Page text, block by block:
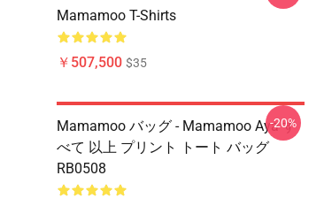
Mamamoo T-Shirts
￥507,500 $35
Mamamoo バッグ - Mamamoo Aya す
べて 以上 プリント トート バッグ
RB0508
-20%